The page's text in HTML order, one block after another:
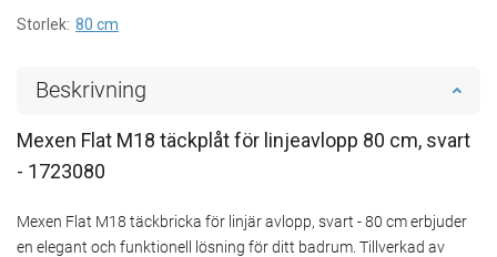
Storlek: 80 cm
Beskrivning
Mexen Flat M18 täckplåt för linjeavlopp 80 cm, svart
- 1723080
Mexen Flat M18 täckbricka för linjär avlopp, svart - 80 cm erbjuder
en elegant och funktionell lösning för ditt badrum. Tillverkad av